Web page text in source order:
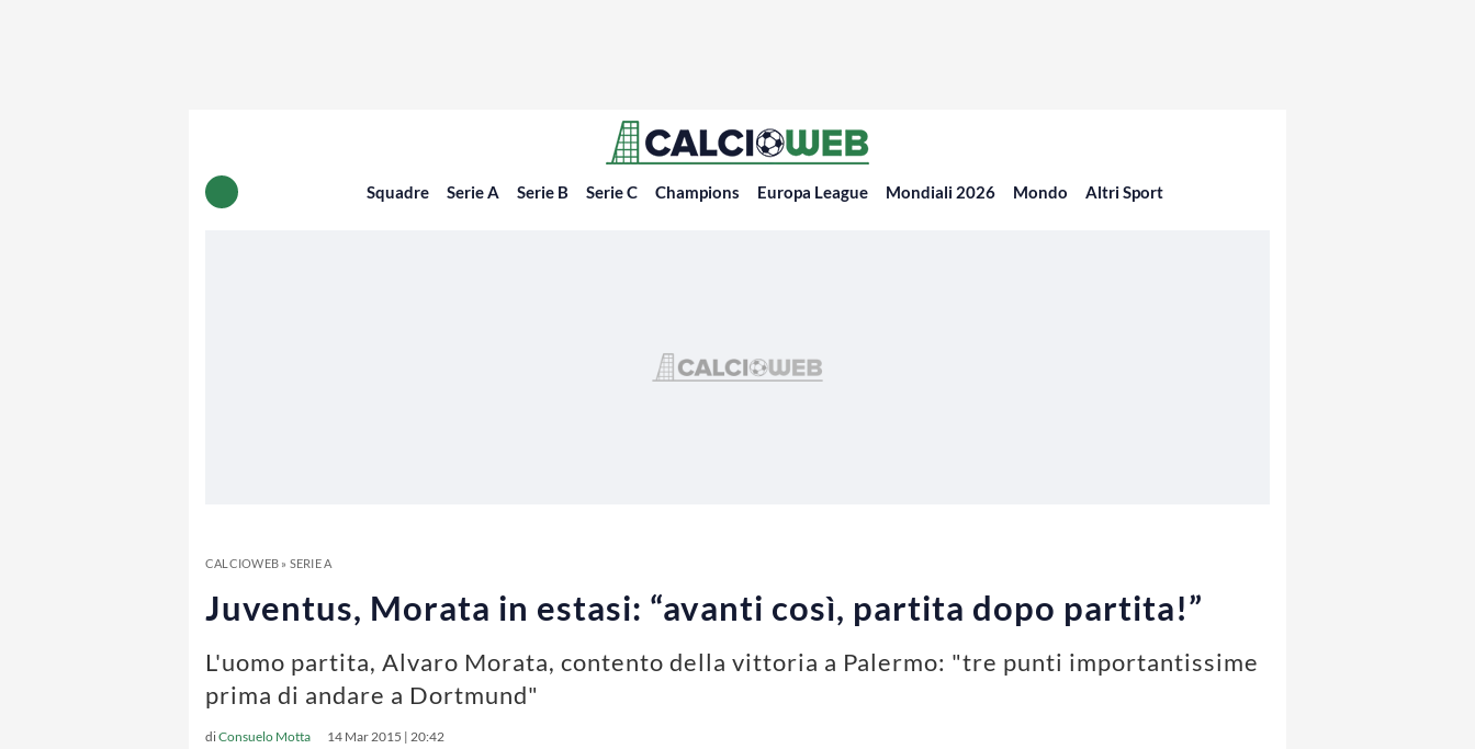
Squadre Serie A Serie B Serie C Champions Europa League Mondiali 2026 Mondo Altri Sport
CALCIOWEB» SERIE A
Juventus, Morata in estasi: “avanti così, partita dopo partita!”
L'uomo partita, Alvaro Morata, contento della vittoria a Palermo: "tre punti importantissime
prima di andare a Dortmund"
diConsuelo Motta 14 Mar 2015 | 20:42